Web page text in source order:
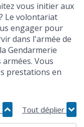
vous initier aux
Le volontariat
engager pour
dans l'armée de
Gendarmerie
Vous
prestations en
Tout déplier